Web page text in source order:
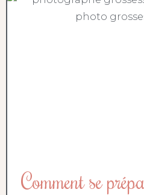
Comment se